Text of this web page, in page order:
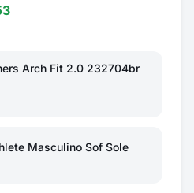
Arch Fit 2.0 232704br
Masculino Sof Sole